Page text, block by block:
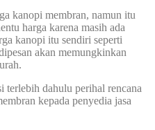
kanopi membran, namun itu
harga karena masih ada
kanopi itu sendiri seperti
akan memungkinkan
dahulu perihal rencana
kepada penyedia jasa